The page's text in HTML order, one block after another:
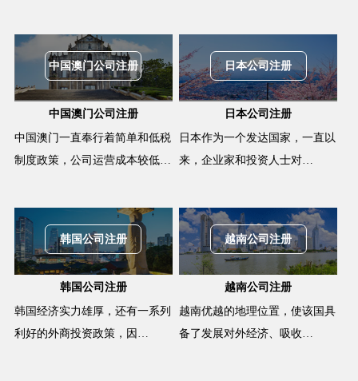
中国澳门公司注册
中国澳门公司注册
中国澳门一直奉行着简单和低税
制度政策，公司运营成本较低…
日本公司注册
日本公司注册
日本作为一个发达国家，一直以
来，企业家和投资人士对…
韩国公司注册
韩国公司注册
韩国经济实力雄厚，还有一系列
利好的外商投资政策，因…
越南公司注册
越南公司注册
越南优越的地理位置，使该国具
备了发展对外经济、吸收…